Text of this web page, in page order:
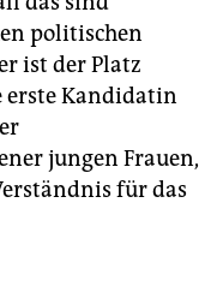
politischen
ist der Platz
erste Kandidatin
jungen Frauen,
für das